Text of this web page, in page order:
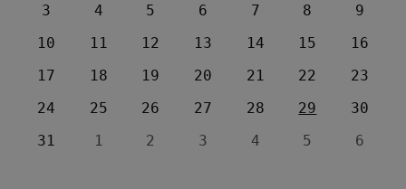
3
4 5 6 7 8
9
10
11 12 13 14 15
16
17
18 19 20 21 22
23
24
25 26 27 28 29
30
31
1 2 3 4 5 6